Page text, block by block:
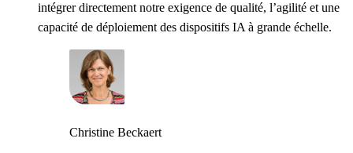
intégrer directement notre exigence de qualité, l’agilité et une
capacité de déploiement des dispositifs IA à grande échelle.
Christine Beckaert